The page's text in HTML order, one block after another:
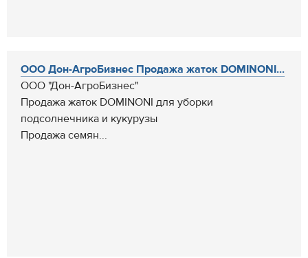
ООО Дон-АгроБизнес Продажа жаток DOMINONI...
ООО "Дон-АгроБизнес"
Продажа жаток DOMINONI для уборки
подсолнечника и кукурузы
Продажа семян...